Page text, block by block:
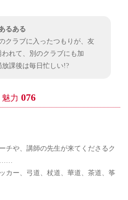
るある
クラブに入ったつもりが、友
われて、別のクラブにも加
放課後は毎日忙しい!?
魅力 076
チや、講師の先生が来てくださるク
カー、弓道、杖道、華道、茶道、筝